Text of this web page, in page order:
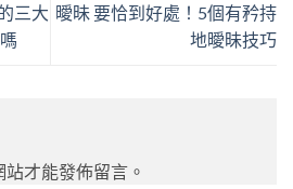
三大 曖昧 要恰到好處！5個有矜持
地曖昧技巧
站才能發佈留言。